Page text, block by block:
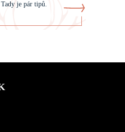
je pár tipů.